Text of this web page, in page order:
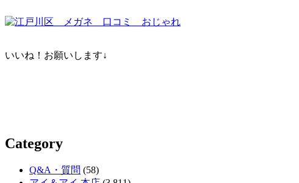
いいね！お願いします↓
Category
Q&A・質問 (58)